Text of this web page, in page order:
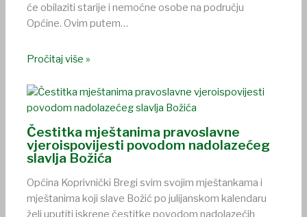
će obilaziti starije i nemoćne osobe na području
Općine. Ovim putem…
Pročitaj više »
Čestitka mještanima pravoslavne
vjeroispovijesti povodom nadolazećeg
slavlja Božića
Općina Koprivnički Bregi svim svojim mještankama i
mještanima koji slave Božić po julijanskom kalendaru
želi uputiti iskrene čestitke povodom nadolazećih